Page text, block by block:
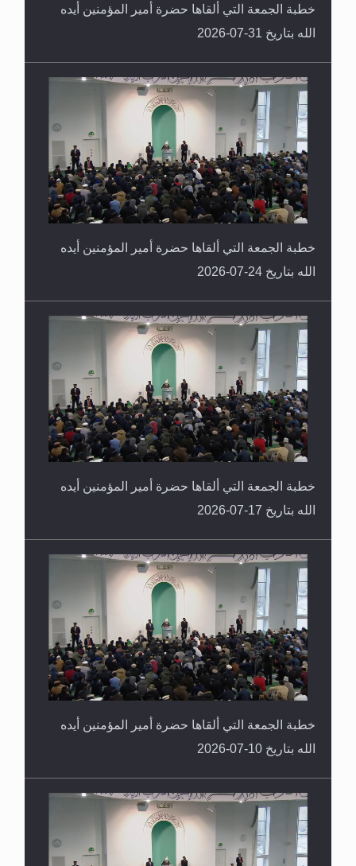
خطبة الجمعة التي ألقاها حضرة أمير المؤمنين أيده
الله بتاريخ 31-07-2026
خطبة الجمعة التي ألقاها حضرة أمير المؤمنين أيده
الله بتاريخ 24-07-2026
خطبة الجمعة التي ألقاها حضرة أمير المؤمنين أيده
الله بتاريخ 17-07-2026
خطبة الجمعة التي ألقاها حضرة أمير المؤمنين أيده
الله بتاريخ 10-07-2026